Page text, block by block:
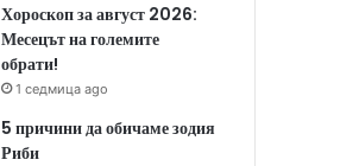
Хороскоп за август 2026:
Месецът на големите
обрати!
1 седмица ago
5 причини да обичаме зодия
Риби